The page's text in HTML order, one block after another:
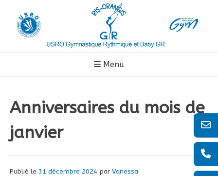
contenu
Menu
Anniversaires du mois de
janvier
Publié le 31 décembre 2024 par Vanessa